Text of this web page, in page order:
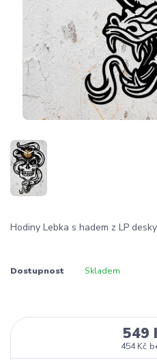
Hodiny Lebka s hadem z LP desky
Dostupnost Skladem
549
454 Kč